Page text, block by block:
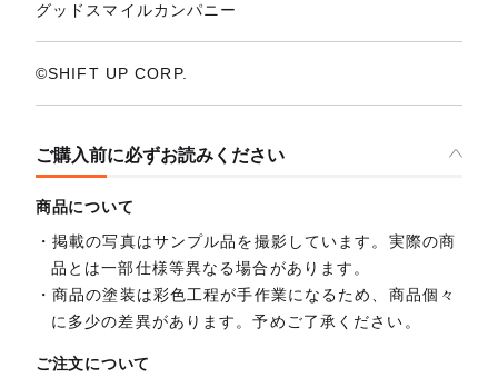
グッドスマイルカンパニー
©SHIFT UP CORP.
ご購入前に必ずお読みください
商品について
掲載の写真はサンプル品を撮影しています。実際の商
品とは一部仕様等異なる場合があります。
商品の塗装は彩色工程が手作業になるため、商品個々
に多少の差異があります。予めご了承ください。
ご注文について